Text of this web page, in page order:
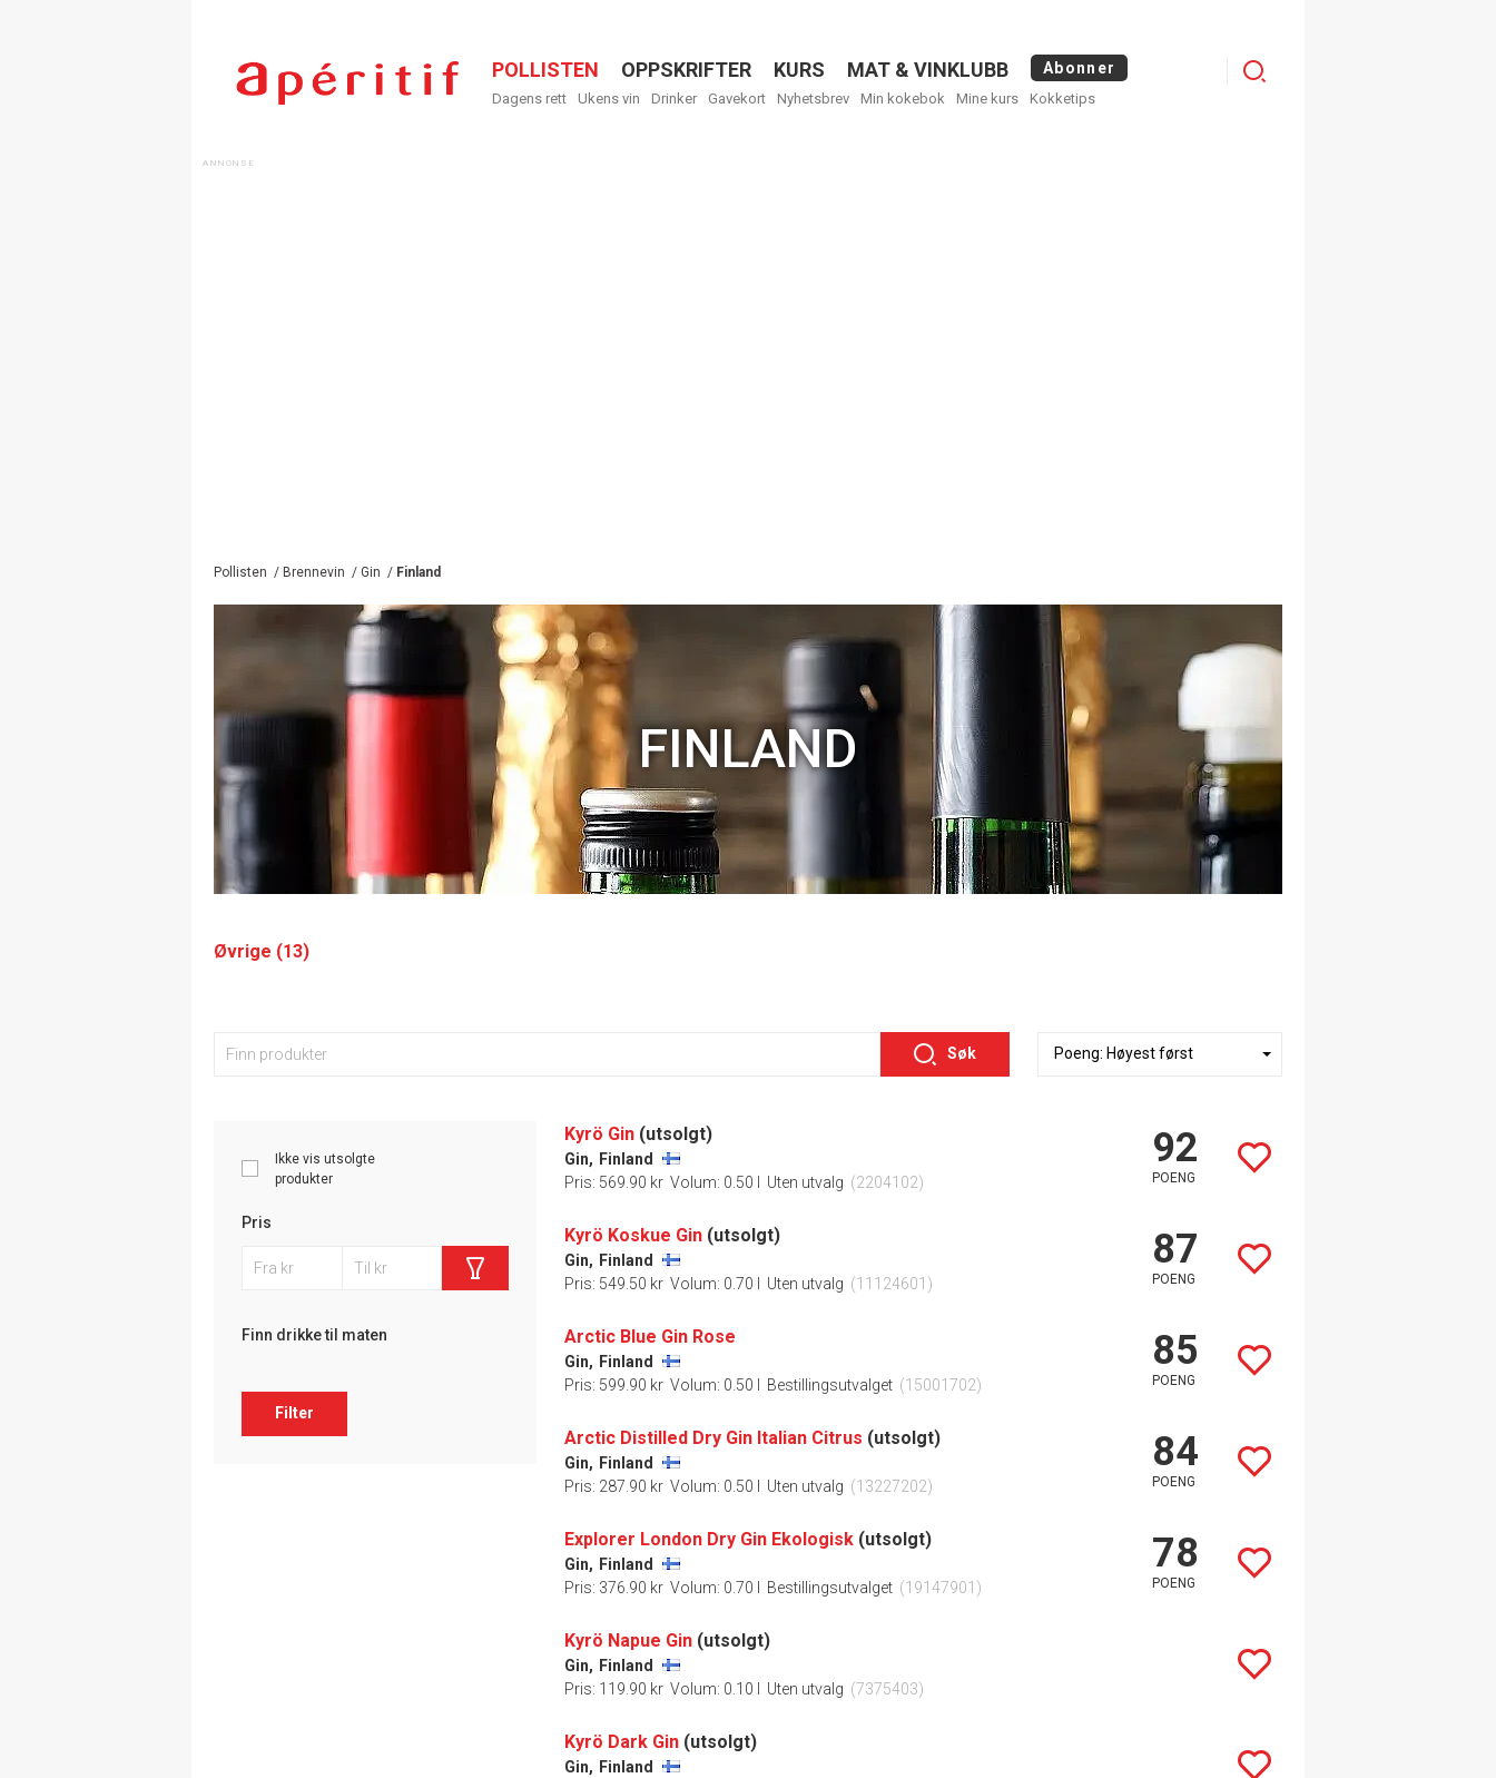
Menu
POLLISTEN OPPSKRIFTER KURS MAT & VINKLUBB Abonner
Dagens rett Ukens vin Drinker Gavekort Nyhetsbrev Min kokebok Mine kurs Kokketips
Logg
Pollisten / Brennevin / Gin / Finland
FINLAND
Øvrige (13)
Søk
Ikke vis utsolgte
produkter
Pris
Finn drikke til maten
Filter
Kyrö Gin (utsolgt)
Gin, Finland
Pris: 569.90 kr Volum: 0.50 l Uten utvalg (2204102)
92
POENG
Kyrö Koskue Gin (utsolgt)
Gin, Finland
Pris: 549.50 kr Volum: 0.70 l Uten utvalg (11124601)
87
POENG
Arctic Blue Gin Rose
Gin, Finland
Pris: 599.90 kr Volum: 0.50 l Bestillingsutvalget (15001702)
85
POENG
Arctic Distilled Dry Gin Italian Citrus (utsolgt)
Gin, Finland
Pris: 287.90 kr Volum: 0.50 l Uten utvalg (13227202)
84
POENG
Explorer London Dry Gin Ekologisk (utsolgt)
Gin, Finland
Pris: 376.90 kr Volum: 0.70 l Bestillingsutvalget (19147901)
78
POENG
Kyrö Napue Gin (utsolgt)
Gin, Finland
Pris: 119.90 kr Volum: 0.10 l Uten utvalg (7375403)
Kyrö Dark Gin (utsolgt)
Gin, Finland